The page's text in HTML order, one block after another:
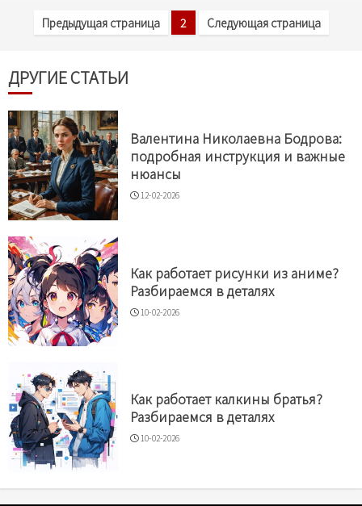
Предыдущая страница 2 Следующая страница
ДРУГИЕ СТАТЬИ
Валентина Николаевна Бодрова:
подробная инструкция и важные
нюансы
12-02-2026
Как работает рисунки из аниме?
Разбираемся в деталях
10-02-2026
Как работает калкины братья?
Разбираемся в деталях
10-02-2026